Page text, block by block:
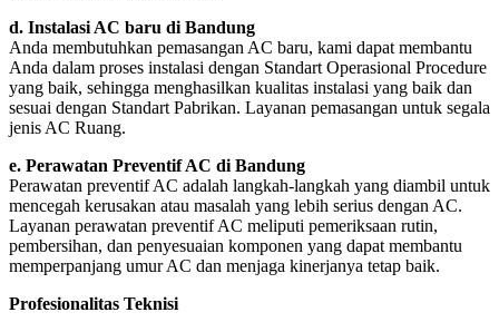
d. Instalasi AC baru di Bandung
Anda membutuhkan pemasangan AC baru, kami dapat membantu
Anda dalam proses instalasi dengan Standart Operasional Procedure
yang baik, sehingga menghasilkan kualitas instalasi yang baik dan
sesuai dengan Standart Pabrikan. Layanan pemasangan untuk segala
jenis AC Ruang.
e. Perawatan Preventif AC di Bandung
Perawatan preventif AC adalah langkah-langkah yang diambil untuk
mencegah kerusakan atau masalah yang lebih serius dengan AC.
Layanan perawatan preventif AC meliputi pemeriksaan rutin,
pembersihan, dan penyesuaian komponen yang dapat membantu
memperpanjang umur AC dan menjaga kinerjanya tetap baik.
Profesionalitas Teknisi